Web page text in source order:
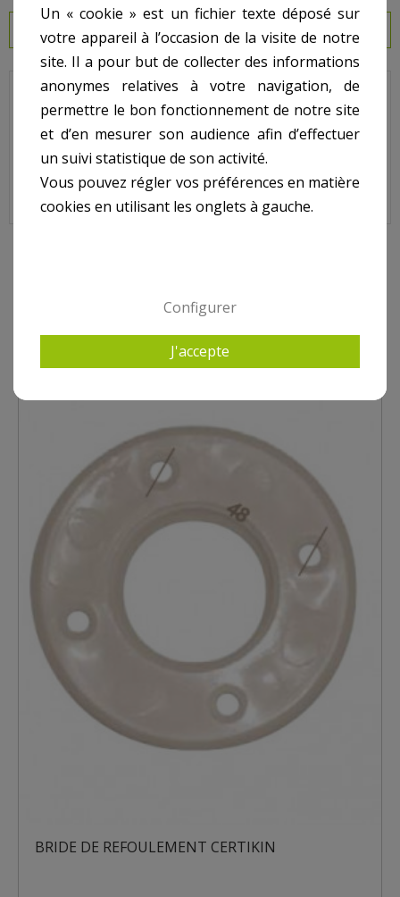
EN SAVOIR PLUS
Erou refoulement CERTIKIN pour modèle panneau.
N° 5 sur le shéma.
Erou Refoulement CERTIKIN pour modèle Panneau, SPC493
BRIDE DE REFOULEMENT CERTIKIN
Un « cookie » est un fichier texte déposé sur
votre appareil à l’occasion de la visite de notre
site. Il a pour but de collecter des informations
anonymes relatives à votre navigation, de
permettre le bon fonctionnement de notre site
et d’en mesurer son audience afin d’effectuer
un suivi statistique de son activité.
Vous pouvez régler vos préférences en matière
cookies en utilisant les onglets à gauche.
Configurer
J'accepte